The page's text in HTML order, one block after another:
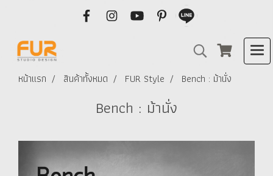
หน้าแรก สินค้าทั้งหมด FUR Style Bench : ม้านั่ง
Bench : ม้านั่ง